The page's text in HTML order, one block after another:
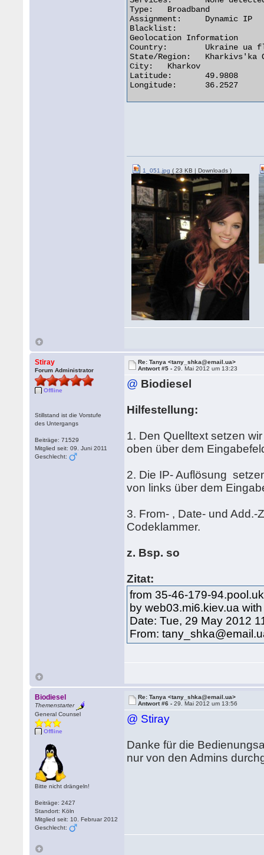
Type:	Broadband
Assignment:	Dynamic IP
Blacklist:
Geolocation Information
Country:	Ukraine ua flag
State/Region:	Kharkivs'ka Oblast'
City:	Kharkov
Latitude:	49.9808
Longitude:	36.2527
1_051.jpg ( 23 KB | Downloads )
Stiray
Forum Administrator
Offline
Stillstand ist die Vorstufe
des Untergangs
Beiträge: 71529
Mitglied seit: 09. Juni 2011
Geschlecht:
Re: Tanya <tany_shka@email.ua>
Antwort #5 -29. Mai 2012 um 13:23
@ Biodiesel
Hilfestellung:
1. Den Quelltext setzen
oben über dem
2. Die IP- Auflösung
von links über dem
3. From- , Date- und
Codeklammer.
z. Bsp. so
Zitat:
from 35-46-179-
by web03.mi6.kiev.ua
Date: Tue, 29 May 2012
From:
Biodiesel
Themenstarter
General Counsel
Offline
Bitte nicht drängeln!
Beiträge: 2427
Standort: Köln
Mitglied seit: 10. Februar 2012
Geschlecht:
Re: Tanya <tany_shka@email.ua>
Antwort #6 -29. Mai 2012 um 13:56
@ Stiray
Danke für die
nur von den Admins